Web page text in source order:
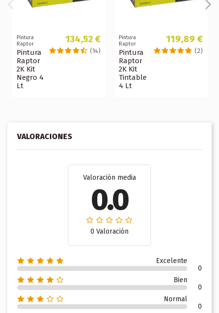
Pintura
Raptor
Pintura
Raptor
2K Kit
Negro 4
Lt
134,52 €
(14)
Pintura
Raptor
Pintura
Raptor
2K Kit
Tintable
4 Lt
119,89 €
(2)
VALORACIONES
Valoración media
0.0
0 Valoración
Excelente
0
Bien
0
Normal
0